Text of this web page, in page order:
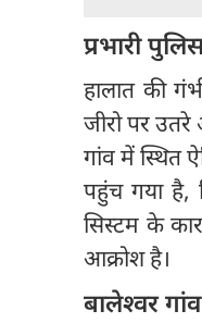
प्रभारी
हालात की
जीरो पर
गांव में स्थित
पहुंच गया है,
सिस्टम के
आक्रोश है।
बालेश्वर